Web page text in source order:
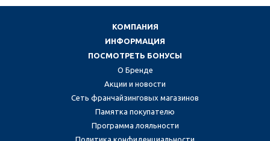
КОМПАНИЯ
ИНФОРМАЦИЯ
ПОСМОТРЕТЬ БОНУСЫ
О Бренде
Акции и новости
Сеть франчайзинговых магазинов
Памятка покупателю
Программа лояльности
Политика конфиденциальности